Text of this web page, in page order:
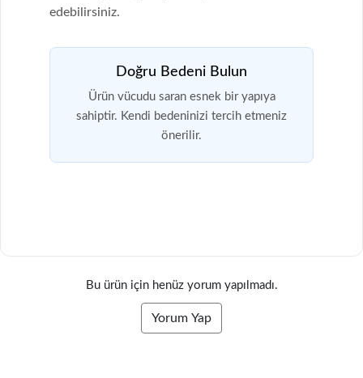
edebilirsiniz.
Doğru Bedeni Bulun
Ürün vücudu saran esnek bir yapıya
sahiptir. Kendi bedeninizi tercih etmeniz
önerilir.
Bu ürün için henüz yorum yapılmadı.
Yorum Yap